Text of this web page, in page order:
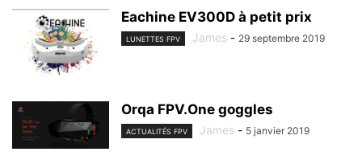
Eachine EV300D à petit prix
LUNETTES FPV James - 29 septembre 2019
Orqa FPV.One goggles
ACTUALITÉS FPV James - 5 janvier 2019